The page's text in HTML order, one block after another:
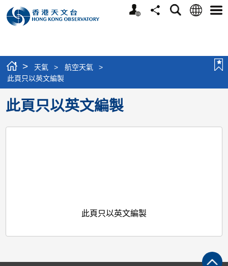
個
分
搜
語
選
> 天氣 > 航空天氣
>
此頁只以英文編製
此頁只以英文編製
此頁只以英文編製